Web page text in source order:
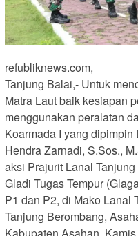
refubliknews.com,
Tanjung Balai,- Untuk
Matra Laut baik kesiapan
menggunakan peralatan
Koarmada I yang
Hendra Zarnadi, S.Sos.,
aksi Prajurit Lanal
Gladi Tugas Tempur
P1 dan P2, di Mako Lanal
Tanjung Berombang,